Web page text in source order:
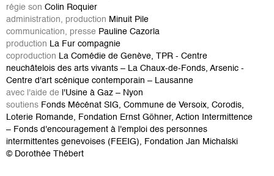
régie son Colin Roquier
administration, production Minuit Pile
communication, presse Pauline Cazorla
production La Fur compagnie
coproduction La Comédie de Genève, TPR - Centre
neuchâtelois des arts vivants – La Chaux-de-Fonds, Arsenic -
Centre d'art scénique contemporain – Lausanne
avec l'aide de l'Usine à Gaz – Nyon
soutiens Fonds Mécénat SIG, Commune de Versoix, Corodis,
Loterie Romande, Fondation Ernst Göhner, Action Intermittence
– Fonds d'encouragement à l'emploi des personnes
intermittentes genevoises (FEEIG), Fondation Jan Michalski
© Dorothée Thébert